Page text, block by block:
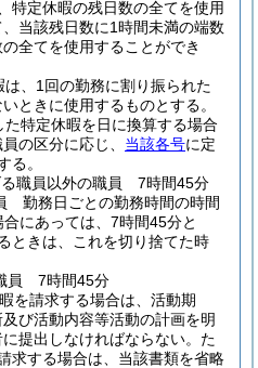
特定休暇の残日数の全てを使用
当該残日数に1時間未満の端数
全てを使用することができ
、1回の勤務に割り振られた
ときに使用するものとする。
特定休暇を日に換算する場合
の区分に応じ、 当該各号に定
る。
る職員以外の職員 7時間45分
勤務日ごとの勤務時間の時間
にあっては、7時間45分と
ときは、これを切り捨てた時
員 7時間45分
を請求する場合は、活動期
び活動内容等活動の計画を明
提出しなければならない。 た
求する場合は、当該書類を省略